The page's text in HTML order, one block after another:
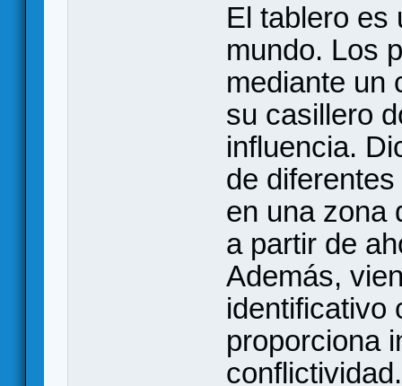
El tablero es
mundo. Los
mediante un
su casillero
influencia.
de
en una zona
a partir de
Además,
identificativo
proporciona